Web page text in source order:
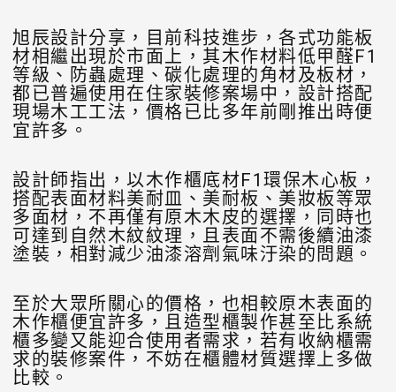
旭辰設計分享，目前科技進步，各式功能板
材相繼出現於市面上，其木作材料低甲醛F1
等級、防蟲處理、碳化處理的角材及板材，
都已普遍使用在住家裝修案場中，設計搭配
現場木工工法，價格已比多年前剛推出時便
宜許多。
設計師指出，以木作櫃底材F1環保木心板，
搭配表面材料美耐皿、美耐板、美妝板等眾
多面材，不再僅有原木木皮的選擇，同時也
可達到自然木紋紋理，且表面不需後續油漆
塗裝，相對減少油漆溶劑氣味汙染的問題。
至於大眾所關心的價格，也相較原木表面的
木作櫃便宜許多，且造型櫃製作甚至比系統
櫃多變又能迎合使用者需求，若有收納櫃需
求的裝修案件，不妨在櫃體材質選擇上多做
比較。